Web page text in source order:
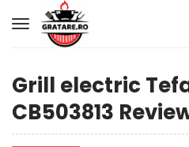
Grill electric
CB503813